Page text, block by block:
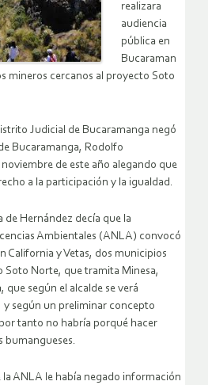
realizara
audiencia
pública en
Bucaraman
mineros cercanos al proyecto Soto
Judicial de Bucaramanga negó
Bucaramanga, Rodolfo
de este año alegando que
a la participación y la igualdad.
Hernández decía que la
Ambientales (ANLA) convocó
California y Vetas, dos municipios
Soto Norte, que tramita Minesa,
que según el alcalde se verá
según un preliminar concepto
tanto no habría porqué hacer
bumangueses.
la ANLA le había negado información